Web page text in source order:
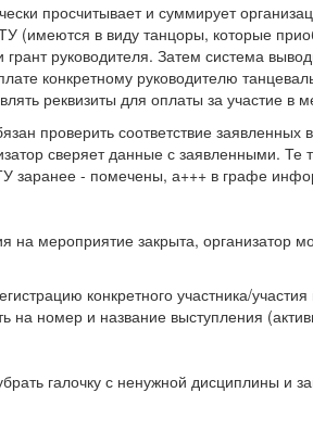
просчитывает и суммирует
в виду танцоры, которые
руководителя. Затем система
конкретному руководителю
реквизиты для оплаты за участие в
проверить соответствие
сверяет данные с заявленными.
заранее - помечены, а+++ в графе
на мероприятие закрыта, организатор
конкретного участника/
на номер и название выступления
галочку с ненужной дисциплины и